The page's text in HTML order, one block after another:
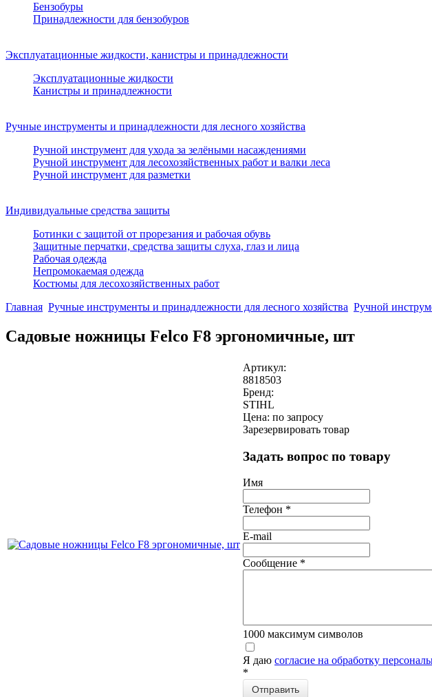
Бензобуры
Принадлежности для бензобуров
Эксплуатационные жидкости, канистры и принадлежности
Эксплуатационные жидкости
Канистры и принадлежности
Ручные инструменты и принадлежности для лесного хозяйства
Ручной инструмент для ухода за зелёными насаждениями
Ручной инструмент для лесохозяйственных работ и валки леса
Ручной инструмент для разметки
Индивидуальные средства защиты
Ботинки с защитой от прорезания и рабочая обувь
Защитные перчатки, средства защиты слуха, глаз и лица
Рабочая одежда
Непромокаемая одежда
Костюмы для лесохозяйственных работ
Главная Ручные инструменты и принадлежности для лесного хозяйства Ручной
Садовые ножницы Felco F8 эргономичные, шт
Артикул:
8818503
Бренд:
STIHL
Цена: по запросу
Зарезервировать товар
Задать вопрос по товару
Имя
Телефон *
E-mail
Сообщение *
1000 максимум символов
Я даю согласие на обработку
*
Отправить